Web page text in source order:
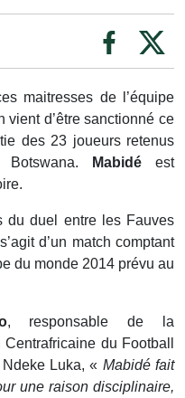
maitresses de l’équipe
vient d’être sanctionné ce
des 23 joueurs retenus
Mabidé est
du duel entre les Fauves
d’un match comptant
du monde 2014 prévu au
, responsable de la
du Football
Luka, « Mabidé fait
une raison disciplinaire,